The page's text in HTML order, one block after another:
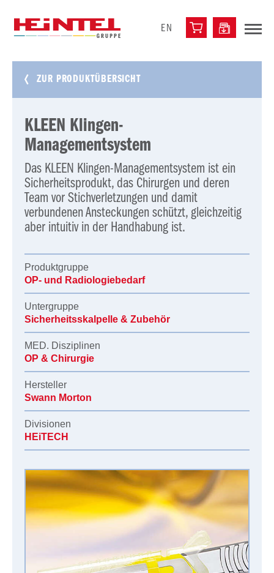
EN
ZUR PRODUKTÜBERSICHT
KLEEN Klingen-
Managementsystem
Das KLEEN Klingen-Managementsystem ist ein
Sicherheitsprodukt, das Chirurgen und deren
Team vor Stichverletzungen und damit
verbundenen Ansteckungen schützt, gleichzeitig
aber intuitiv in der Handhabung ist.
Produktgruppe
OP- und Radiologiebedarf
Untergruppe
Sicherheitsskalpelle & Zubehör
MED. Disziplinen
OP & Chirurgie
Hersteller
Swann Morton
Divisionen
HEiTECH